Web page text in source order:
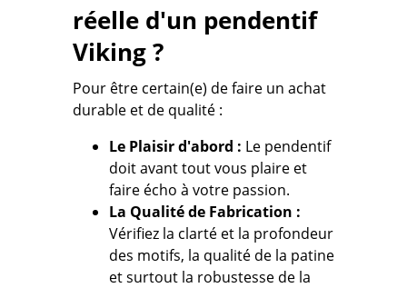
réelle d'un pendentif
Viking ?
Pour être certain(e) de faire un achat
durable et de qualité :
Le Plaisir d'abord : Le pendentif
doit avant tout vous plaire et
faire écho à votre passion.
La Qualité de Fabrication :
Vérifiez la clarté et la profondeur
des motifs, la qualité de la patine
et surtout la robustesse de la